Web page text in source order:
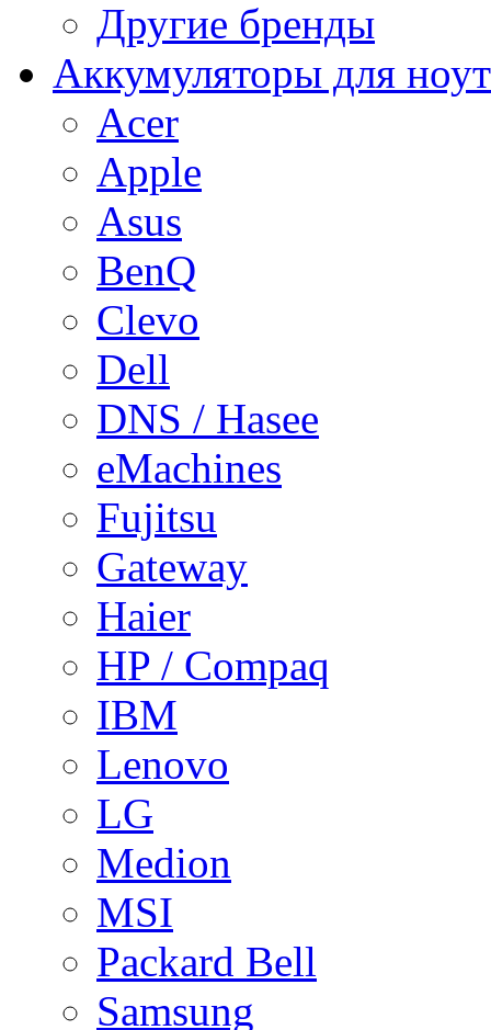
Другие бренды
Аккумуляторы для
Acer
Apple
Asus
BenQ
Clevo
Dell
DNS / Hasee
eMachines
Fujitsu
Gateway
Haier
HP / Compaq
IBM
Lenovo
LG
Medion
MSI
Packard Bell
Samsung